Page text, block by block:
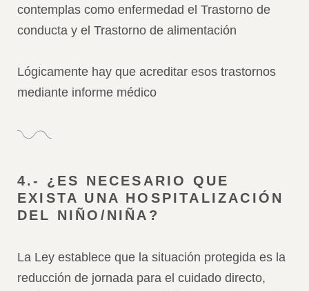
contemplas como enfermedad el Trastorno de
conducta y el Trastorno de alimentación
Lógicamente hay que acreditar esos trastornos
mediante informe médico
4.- ¿ES NECESARIO QUE
EXISTA UNA HOSPITALIZACIÓN
DEL NIÑO/NIÑA?
La Ley establece que la situación protegida es la
reducción de jornada para el cuidado directo,